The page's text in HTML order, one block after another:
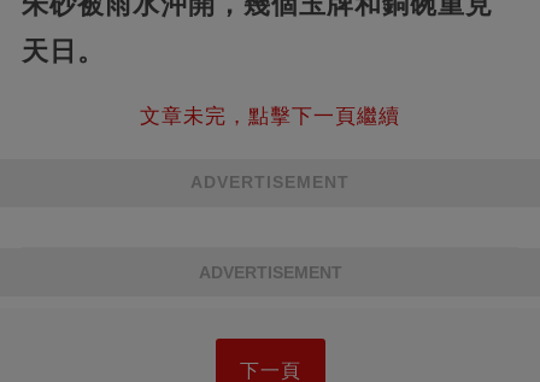
天日。
文章未完，點擊下一頁繼續
ADVERTISEMENT
ADVERTISEMENT
下一頁